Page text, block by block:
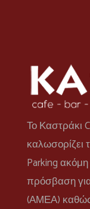
Το Καστράκι
καλωσορίζει
Parking
πρόσβαση
(ΑΜΕΑ) καθώς